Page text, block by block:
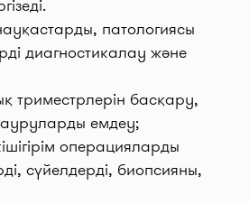
патологиясы
диагностикалау және
триместрлерін басқару,
ауруларды емдеу;
операцияларды
сүйелдерді, биопсияны,